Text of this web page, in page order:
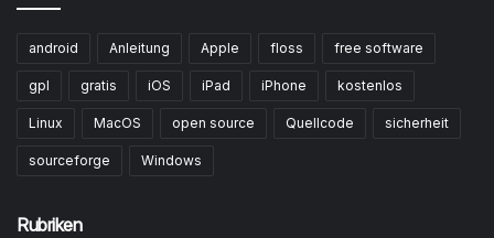
android Anleitung Apple floss free software
gpl gratis iOS iPad iPhone kostenlos
Linux MacOS open source Quellcode sicherheit
sourceforge Windows
Rubriken